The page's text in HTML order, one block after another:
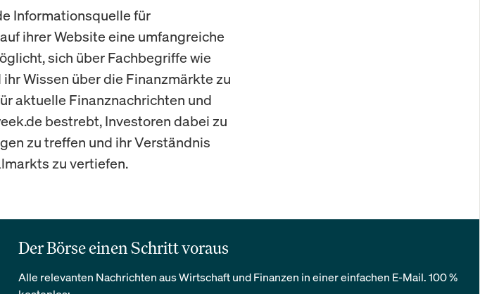
Informationsquelle für
ihrer Website eine umfangreiche
sich über Fachbegriffe wie
Wissen über die Finanzmärkte zu
aktuelle Finanznachrichten und
bestrebt, Investoren dabei zu
zu treffen und ihr Verständnis
zu vertiefen.
Der Börse einen Schritt voraus
Alle relevanten Nachrichten aus Wirtschaft und Finanzen in einer einfachen E-Mail. 100 %